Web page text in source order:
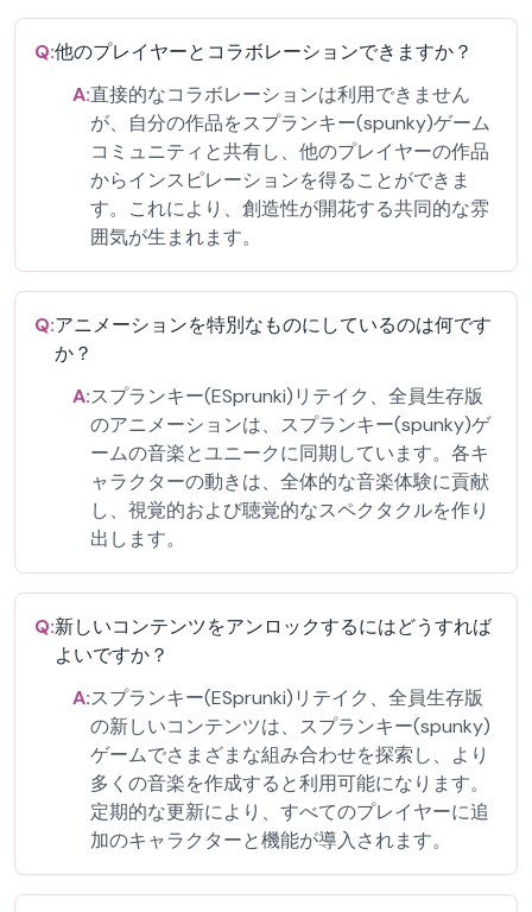
Q:他のプレイヤーとコラボレーションできますか？
A:直接的なコラボレーションは利用できません
が、自分の作品をスプランキー(spunky)ゲーム
コミュニティと共有し、他のプレイヤーの作品
からインスピレーションを得ることができま
す。これにより、創造性が開花する共同的な雰
囲気が生まれます。
Q:アニメーションを特別なものにしているのは何です
か？
A:スプランキー(ESprunki)リテイク、全員生存版
のアニメーションは、スプランキー(spunky)ゲ
ームの音楽とユニークに同期しています。各キ
ャラクターの動きは、全体的な音楽体験に貢献
し、視覚的および聴覚的なスペクタクルを作り
出します。
Q:新しいコンテンツをアンロックするにはどうすれば
よいですか？
A:スプランキー(ESprunki)リテイク、全員生存版
の新しいコンテンツは、スプランキー(spunky)
ゲームでさまざまな組み合わせを探索し、より
多くの音楽を作成すると利用可能になります。
定期的な更新により、すべてのプレイヤーに追
加のキャラクターと機能が導入されます。